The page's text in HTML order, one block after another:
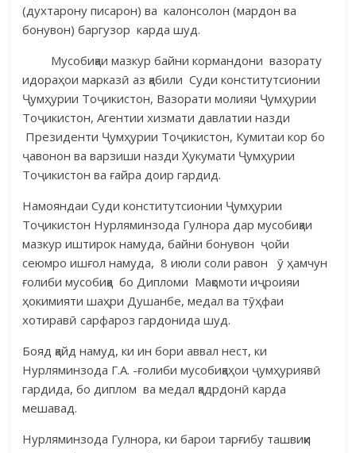
(духтарону писарон) ва калонсолон (мардон ва
бонувон) баргузор карда шуд.
Мусобиқаи мазкур байни кормандони вазорату
идораҳои марказӣ аз қабили Суди конститутсионии
Ҷумҳурии Тоҷикистон, Вазорати молияи Ҷумҳурии
Тоҷикистон, Агентии хизмати давлатии назди
Президенти Ҷумҳурии Тоҷикистон, Кумитаи кор бо
ҷавонон ва варзиши назди Ҳукумати Ҷумҳурии
Тоҷикистон ва ғайра доир гардид.
Намояндаи Суди конститутсионии Ҷумҳурии
Тоҷикистон Нурляминзода Гулнора дар мусобиқаи
мазкур иштирок намуда, байни бонувон ҷойи
сеюмро ишғол намуда, 8 июли соли равон ӯ ҳамчун
ғолиби мусобиқа бо Дипломи Мақомоти иҷроияи
ҳокимияти шаҳри Душанбе, медал ва тӯҳфаи
хотиравӣ сарфароз гардонида шуд.
Бояд қайд намуд, ки ин бори аввал нест, ки
Нурляминзода Г.А. -ғолиби мусобиқаҳои ҷумҳуриявӣ
гардида, бо диплом ва медал қадрдонӣ карда
мешавад.
Нурляминзода Гулнора, ки барои тарғибу ташвиқи